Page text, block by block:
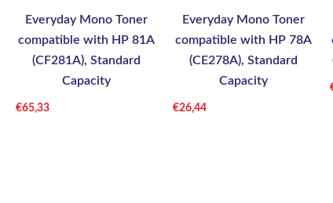
Everyday Mono Toner
compatible with HP 81A
(CF281A), Standard
Capacity
€65,33
Everyday Mono Toner
compatible with HP 78A
(CE278A), Standard
Capacity
€26,44